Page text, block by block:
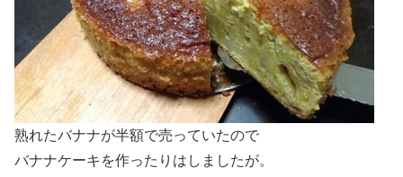
熟れたバナナが半額で売っていたので
バナナケーキを作ったりはしましたが。